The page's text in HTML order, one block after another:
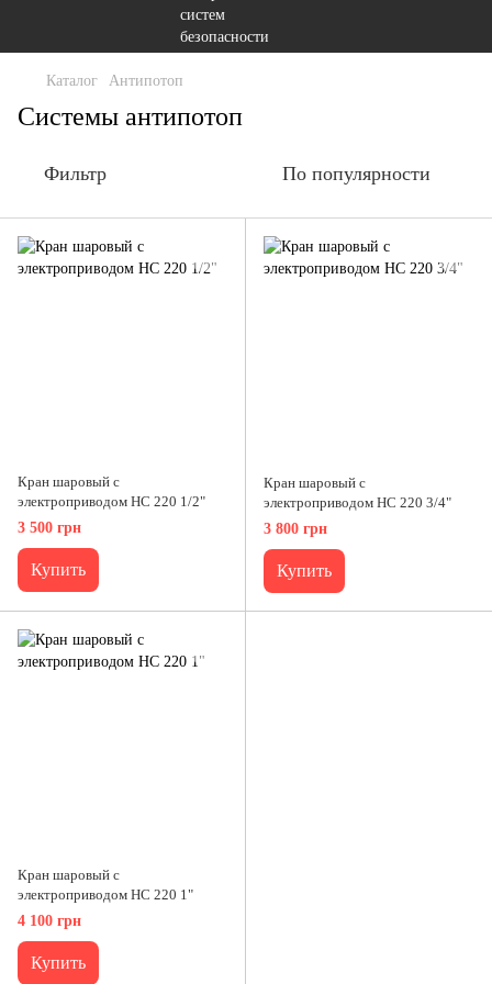
Каталог Антипотоп
Системы антипотоп
Фильтр По популярности
Кран шаровый с
электроприводом HC 220 1/2"
3 500 грн
Купить
Кран шаровый с
электроприводом HC 220 3/4"
3 800 грн
Купить
Кран шаровый с
электроприводом HC 220 1"
4 100 грн
Купить